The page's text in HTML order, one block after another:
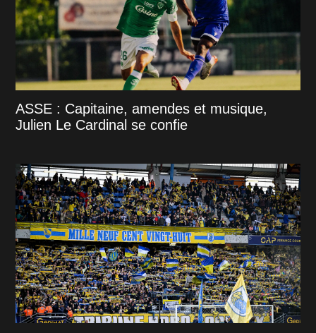
ASSE : Capitaine, amendes et musique,
Julien Le Cardinal se confie